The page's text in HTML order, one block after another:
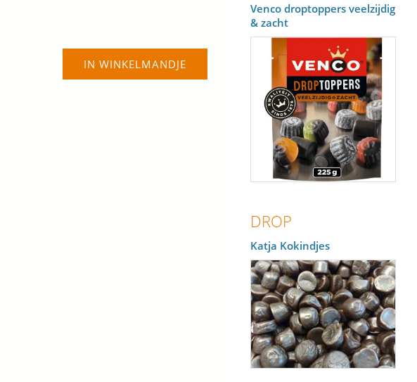
IN WINKELMANDJE
Venco droptoppers veelzijdig
& zacht
DROP
Katja Kokindjes